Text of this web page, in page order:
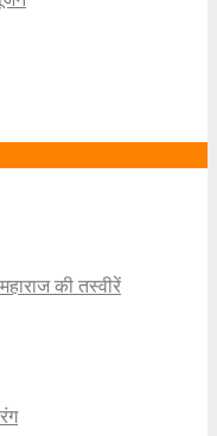
की तस्वीरें